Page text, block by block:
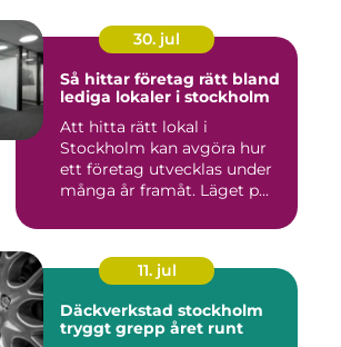
30. jul
Så hittar företag rätt bland
lediga lokaler i stockholm
Att hitta rätt lokal i
Stockholm kan avgöra hur
ett företag utvecklas under
många år framåt. Läget p...
11. jul
Däckverkstad stockholm
tryggt grepp året runt